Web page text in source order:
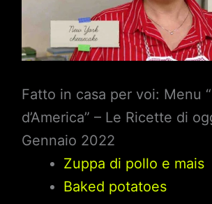
Fatto in casa per voi: Menu
d’America” – Le Ricette di
Gennaio 2022
Zuppa di pollo e mais
Baked potatoes